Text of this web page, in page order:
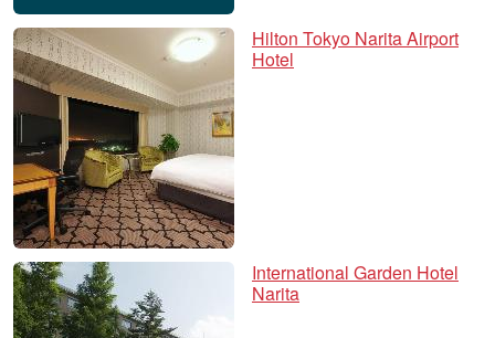
Hilton Tokyo Narita Airport
Hotel
International Garden Hotel
Narita